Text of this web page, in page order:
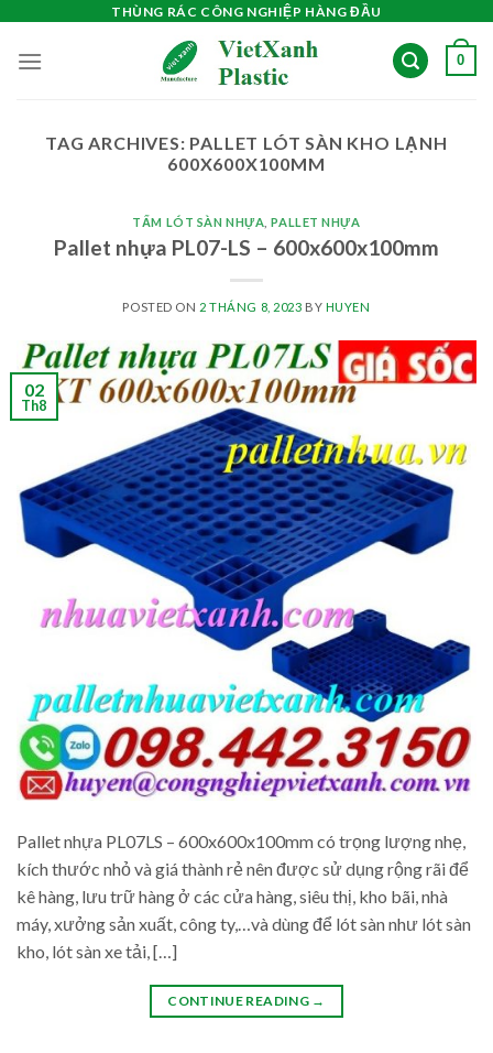
content
THÙNG RÁC CÔNG NGHIỆP HÀNG ĐẦU
0
TAG ARCHIVES: PALLET LÓT SÀN KHO LẠNH
600X600X100MM
TẤM LÓT SÀN NHỰA ,PALLET NHỰA
Pallet nhựa PL07-LS – 600x600x100mm
POSTED ON 2 THÁNG 8, 2023 BY HUYEN
02
Th8
Pallet nhựa PL07LS – 600x600x100mm có trọng lượng nhẹ,
kích thước nhỏ và giá thành rẻ nên được sử dụng rộng rãi để
kê hàng, lưu trữ hàng ở các cửa hàng, siêu thị, kho bãi, nhà
máy, xưởng sản xuất, công ty,…và dùng để lót sàn như lót sàn
kho, lót sàn xe tải, […]
CONTINUE READING →